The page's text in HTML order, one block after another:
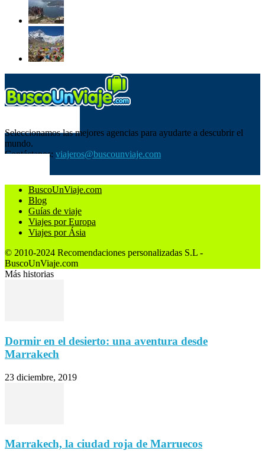
Seleccionamos las mejores agencias para ayudarte a descubrir el
mundo.
Contáctanos: viajeros@buscounviaje.com
BuscoUnViaje.com
Blog
Guías de viaje
Viajes por Europa
Viajes por Ásia
© 2010-2024 Recomendaciones personalizadas S.L -
BuscoUnViaje.com
Más historias
Dormir en el desierto: una aventura desde
Marrakech
23 diciembre, 2019
Marrakech, la ciudad roja de Marruecos